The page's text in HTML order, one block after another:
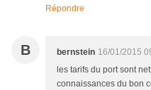
Répondre
B bernstein 16/01/2015
les tarifs du port sont
connaissances du bon